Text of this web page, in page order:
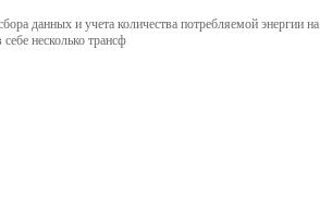
данных и учета количества потребляемой энергии на
несколько трансф